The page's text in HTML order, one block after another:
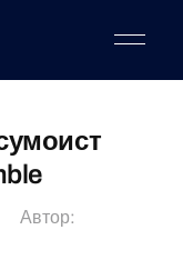
Автор: